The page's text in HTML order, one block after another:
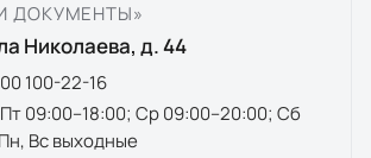
ДОКУМЕНТЫ»
Николаева, д. 44
100-22-16
09:00–18:00; Ср 09:00–20:00; Сб
Вс выходные